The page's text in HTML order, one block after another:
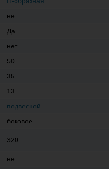
нет
Да
нет
50
35
13
подвесной
боковое
320
нет